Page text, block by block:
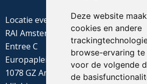
Deze website
cookies en andere
browse-ervaring
voor de volgende
de
Locatie evenement
RAI Amsterdam
Entree C
Europaplein 22
1078 GZ Amsterdam